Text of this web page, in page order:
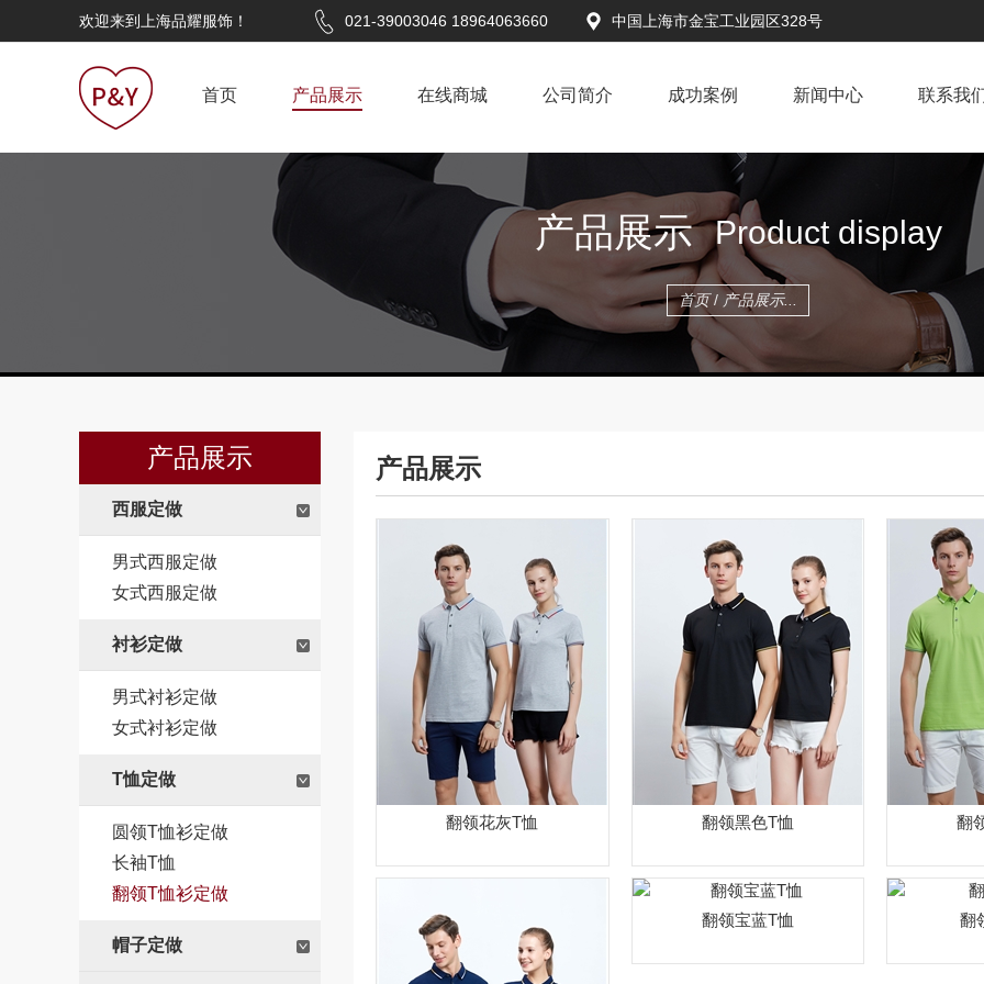
欢迎来到上海品耀服饰！ 021-39003046 18964063660 中国上海市金宝工业园区328号
首页 产品展示 在线商城 公司简介 成功案例 新闻中心 联系我
产品展示 Product display
首页/ 产品展示...
产品展示
西服定做
男式西服定做
女式西服定做
衬衫定做
男式衬衫定做
女式衬衫定做
T恤定做
圆领T恤衫定做
长袖T恤
翻领T恤衫定做
帽子定做
产品展示
翻领花灰T恤 翻领黑色T恤 翻
翻领宝蓝T恤 翻